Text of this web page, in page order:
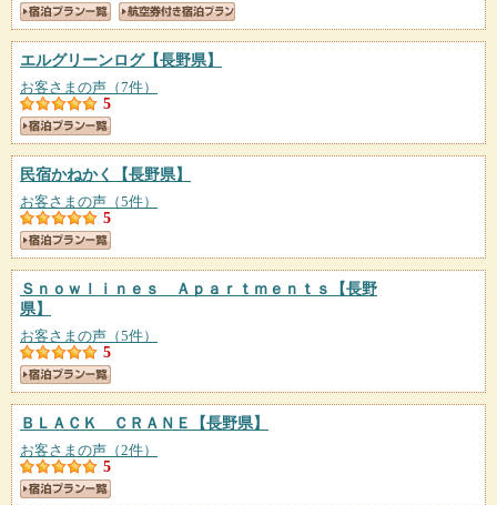
エルグリーンログ【長野県】
お客さまの声（7件）
5
民宿かねかく 【長野県】
お客さまの声（5件）
5
Ｓｎｏｗｌｉｎｅｓ Ａｐａｒｔｍｅｎｔｓ
【長野
県】
お客さまの声（5件）
5
ＢＬＡＣＫ ＣＲＡＮＥ 【長野県】
お客さまの声（2件）
5